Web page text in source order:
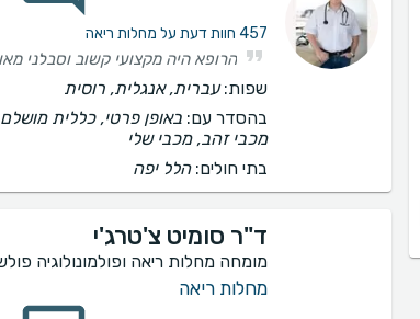
457 חוות דעת על מחלות ריאה
הרופא היה מקצועי קשוב וסבלני
שפות:עברית, אנגלית, רוסית
בהסדר עם: באופן פרטי, כללית
מכבי זהב, מכבי שלי
בתי חולים:הלל יפה
ד"ר סומיט צ'טרג'י
מומחה מחלות ריאה ופולמונולוגיה
מחלות ריאה